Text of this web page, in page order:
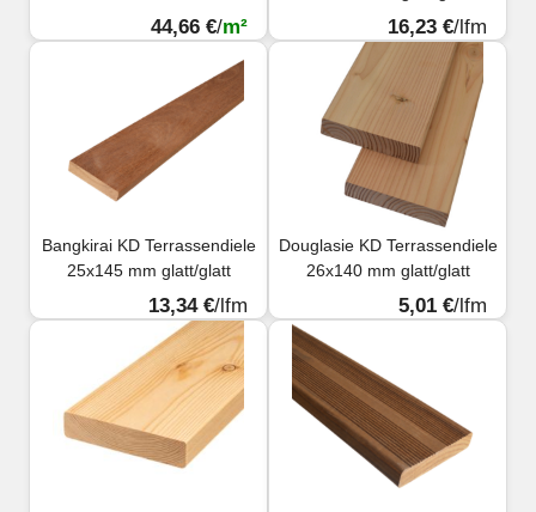
44,66 €/m² 16,23 €/lfm
Bangkirai KD Terrassendiele
25x145 mm glatt/glatt
13,34 €/lfm
Douglasie KD Terrassendiele
26x140 mm glatt/glatt
5,01 €/lfm